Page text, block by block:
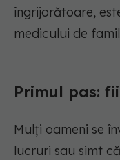
îngrijorătoare,
medicului de
Primul pas:
Mulți oameni se
lucruri sau simt